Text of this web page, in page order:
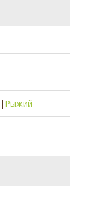
| Рыжий